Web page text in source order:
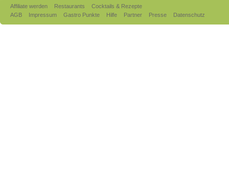
Affiliate werden Restaurants
Cocktails & Rezepte
AGB
Impressum Gastro Punkte Hilfe Partner Presse Datenschutz